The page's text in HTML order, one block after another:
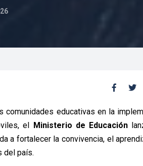
comunidades educativas en la
el Ministerio de Educación
a fortalecer la convivencia, el
del país.